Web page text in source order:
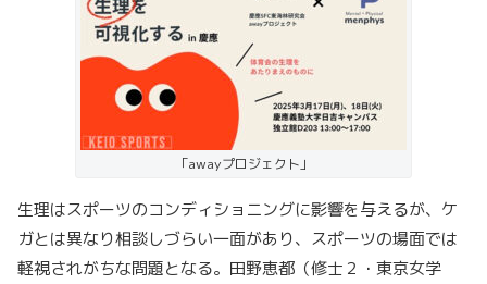
「awayプロジェクト」
生理はスポーツのコンディショニングに影響を与えるが、ケ
ガとは異なり相談しづらい一面があり、スポーツの場面では
軽視されがちな問題となる。田野恵都（修士２・東京女学